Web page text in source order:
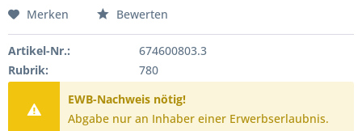
Merken Bewerten
Artikel-Nr.:
674600803.3
Rubrik:
780
EWB-Nachweis nötig!
Abgabe nur an Inhaber einer Erwerbserlaubnis.